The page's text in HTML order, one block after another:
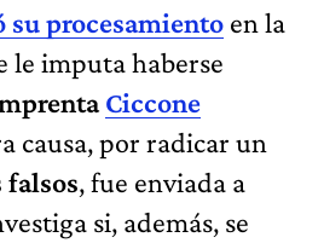
su procesamiento en la
le imputa haberse
Ciccone
causa, por radicar un
falsos, fue enviada a
si, además, se